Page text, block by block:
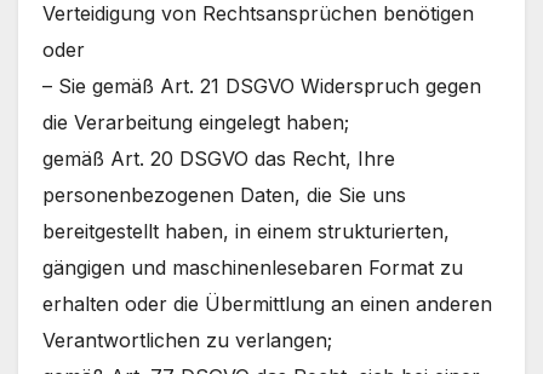
Verteidigung von Rechtsansprüchen benötigen
oder
– Sie gemäß Art. 21 DSGVO Widerspruch gegen
die Verarbeitung eingelegt haben;
gemäß Art. 20 DSGVO das Recht, Ihre
personenbezogenen Daten, die Sie uns
bereitgestellt haben, in einem strukturierten,
gängigen und maschinenlesebaren Format zu
erhalten oder die Übermittlung an einen anderen
Verantwortlichen zu verlangen;